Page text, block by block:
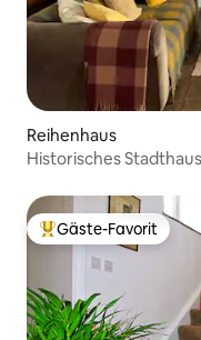
Reihenhaus
Historisches
Beliebter Gäste-
Gäste-Favorit